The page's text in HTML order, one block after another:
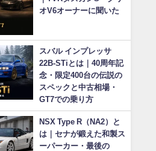
オV6オーナーに聞いた
スバル インプレッサ
22B-STiとは｜40周年記
念・限定400台の伝説の
スペックと中古相場・
GT7での乗り方
NSX Type R（NA2）と
は｜セナが鍛えた和製ス
ーパーカー・最後の